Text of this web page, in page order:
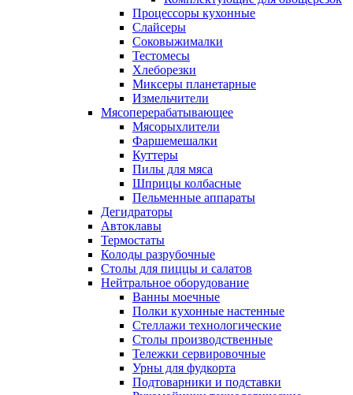
Процессоры кухонные
Слайсеры
Соковыжималки
Тестомесы
Хлеборезки
Миксеры планетарные
Измельчители
Мясоперерабатывающее
Мясорыхлители
Фаршемешалки
Куттеры
Пилы для мяса
Шприцы колбасные
Пельменные аппараты
Дегидраторы
Автоклавы
Термостаты
Колоды разрубочные
Столы для пиццы и салатов
Нейтральное оборудование
Ванны моечные
Полки кухонные настенные
Стеллажи технологические
Столы производственные
Тележки сервировочные
Урны для фудкорта
Подтоварники и подставки